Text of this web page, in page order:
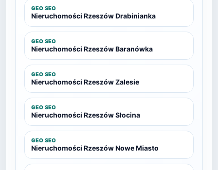
GEO SEO
Nieruchomości Rzeszów Drabinianka
GEO SEO
Nieruchomości Rzeszów Baranówka
GEO SEO
Nieruchomości Rzeszów Zalesie
GEO SEO
Nieruchomości Rzeszów Słocina
GEO SEO
Nieruchomości Rzeszów Nowe Miasto